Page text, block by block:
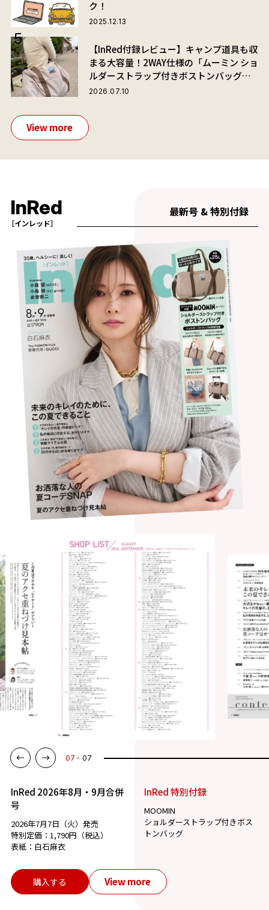
ク！
2025.12.13
【InRed付録レビュー】キャンプ道具も収
まる大容量！2WAY仕様の「ムーミン ショ
ルダーストラップ付きボストンバッグ」
が夏旅におすすめな理由
2026.07.10
View more
InRed
［インレッド］
最新号 & 特別付録
07 07
InRed 2026年8月・9月合併
号
2026年7月7日（火）発売
特別定価：1,790円（税込）
表紙：白石麻衣
InRed 特別付録
MOOMIN
ショルダーストラップ付きボス
トンバッグ
購入する View more